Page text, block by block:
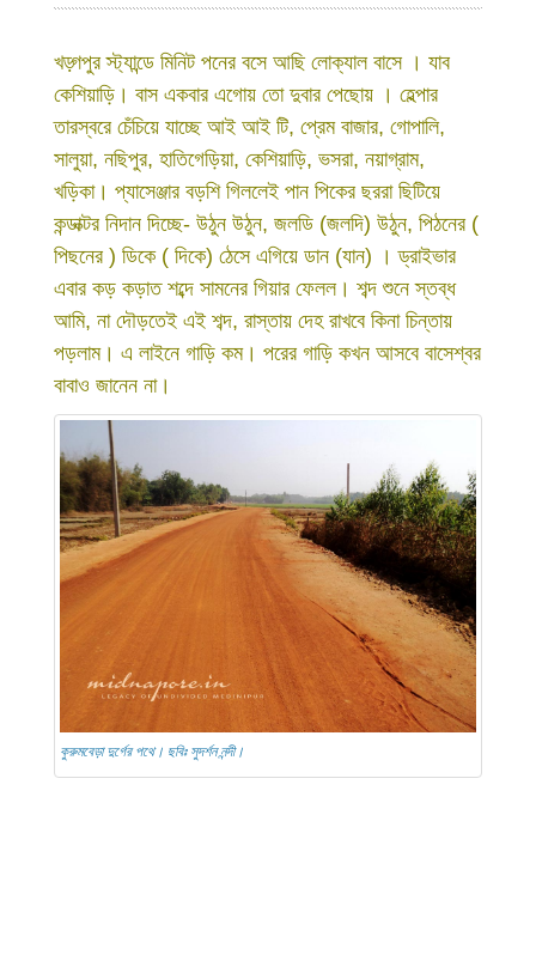
খড়্গপুর স্ট্যান্ডে মিনিট পনের বসে আছি লোক্যাল বাসে । যাব
কেশিয়াড়ি। বাস একবার এগোয় তো দুবার পেছোয় । হেল্পার
তারস্বরে চেঁচিয়ে যাচ্ছে আই আই টি, প্রেম বাজার, গোপালি,
সালুয়া, নছিপুর, হাতিগেড়িয়া, কেশিয়াড়ি, ভসরা, নয়াগ্রাম,
খড়িকা। প্যাসেঞ্জার বড়শি গিললেই পান পিকের ছররা ছিটিয়ে
কন্ডাক্টর নিদান দিচ্ছে- উঠুন উঠুন, জলডি (জলদি) উঠুন, পিঠনের (
পিছনের ) ডিকে ( দিকে) ঠেসে এগিয়ে ডান (যান) । ড্রাইভার
এবার কড় কড়াত শব্দে সামনের গিয়ার ফেলল। শব্দ শুনে স্তব্ধ
আমি, না দৌড়তেই এই শব্দ, রাস্তায় দেহ রাখবে কিনা চিন্তায়
পড়লাম। এ লাইনে গাড়ি কম। পরের গাড়ি কখন আসবে বাসেশ্বর
বাবাও জানেন না।
কুরুমবেড়া দুর্গের পথে। ছবিঃ সুদর্শন নন্দী।